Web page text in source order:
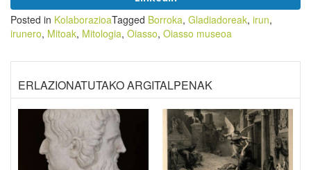
Posted in KolaborazioaTagged Borroka, Gladiadoreak, irun,
irunero, Mitoak, Mitologia, Oiasso, Oiasso museoa
ERLAZIONATUTAKO ARGITALPENAK